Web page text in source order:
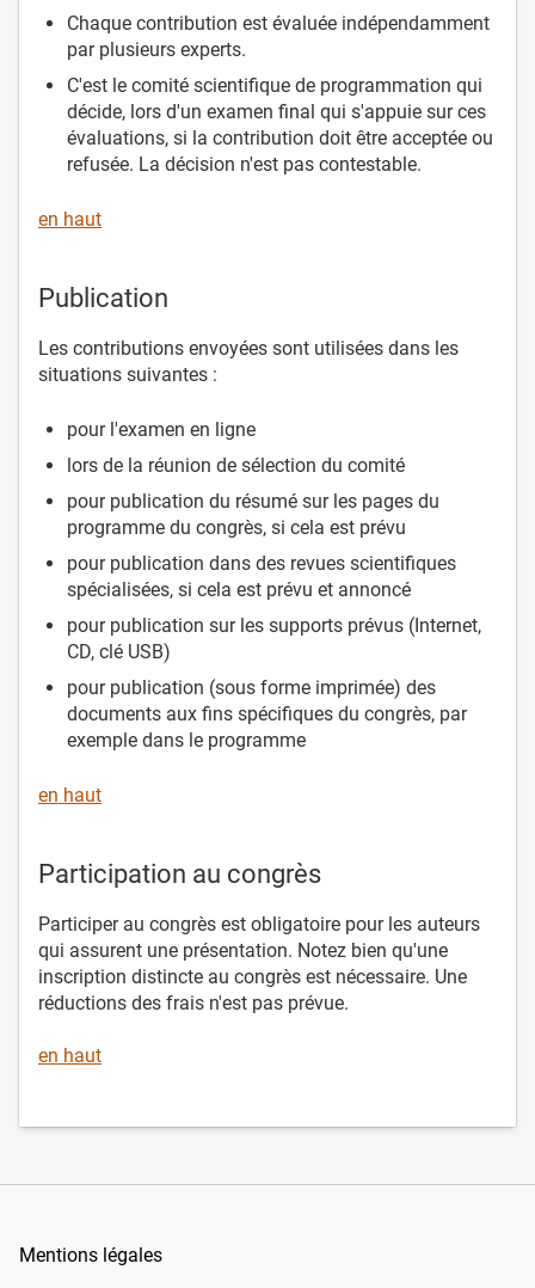
Chaque contribution est évaluée indépendamment
par plusieurs experts.
C'est le comité scientifique de programmation qui
décide, lors d'un examen final qui s'appuie sur ces
évaluations, si la contribution doit être acceptée ou
refusée. La décision n'est pas contestable.
en haut
Publication
Les contributions envoyées sont utilisées dans les
situations suivantes :
pour l'examen en ligne
lors de la réunion de sélection du comité
pour publication du résumé sur les pages du
programme du congrès, si cela est prévu
pour publication dans des revues scientifiques
spécialisées, si cela est prévu et annoncé
pour publication sur les supports prévus (Internet,
CD, clé USB)
pour publication (sous forme imprimée) des
documents aux fins spécifiques du congrès, par
exemple dans le programme
en haut
Participation au congrès
Participer au congrès est obligatoire pour les auteurs
qui assurent une présentation. Notez bien qu'une
inscription distincte au congrès est nécessaire. Une
réductions des frais n'est pas prévue.
en haut
Mentions légales